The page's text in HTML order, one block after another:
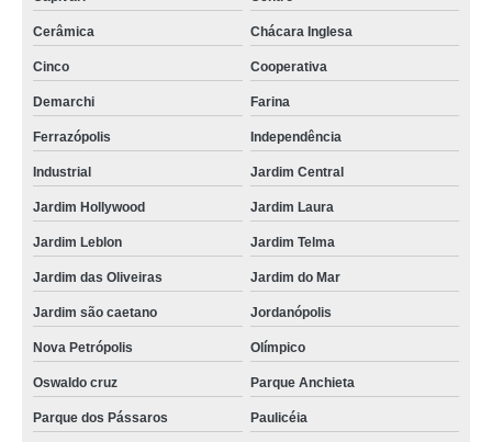
Cerâmica Chácara Inglesa
Cinco Cooperativa
Demarchi Farina
Ferrazópolis Independência
Industrial Jardim Central
Jardim Hollywood Jardim Laura
Jardim Leblon Jardim Telma
Jardim das Oliveiras Jardim do Mar
Jardim são caetano Jordanópolis
Nova Petrópolis Olímpico
Oswaldo cruz Parque Anchieta
Parque dos Pássaros Paulicéia